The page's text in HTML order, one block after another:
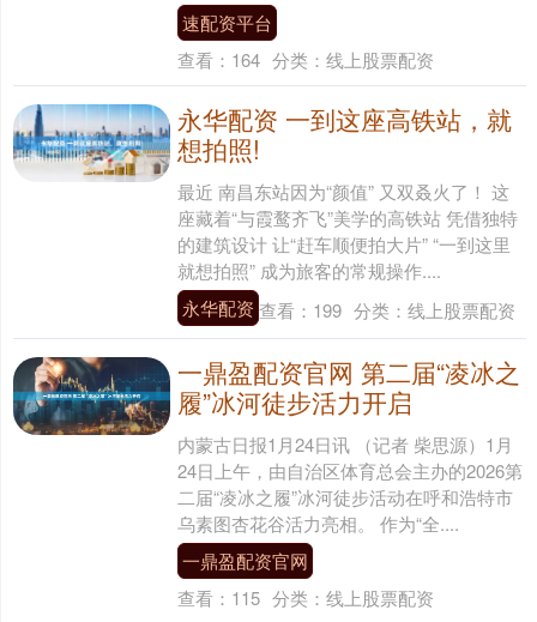
速配资平台
查看： 164 分类： 线上股票配资
永华配资 一到这座高铁站，就
想拍照!
最近 南昌东站因为“颜值” 又双叒火了！ 这
座藏着“与霞鹜齐飞”美学的高铁站 凭借独特
的建筑设计 让“赶车顺便拍大片” “一到这里
就想拍照” 成为旅客的常规操作....
永华配资 查看： 199 分类： 线上股票配资
一鼎盈配资官网 第二届“凌冰之
履”冰河徒步活力开启
内蒙古日报1月24日讯 （记者 柴思源）1月
24日上午，由自治区体育总会主办的2026第
二届“凌冰之履”冰河徒步活动在呼和浩特市
乌素图杏花谷活力亮相。 作为“全....
一鼎盈配资官网
查看： 115 分类： 线上股票配资